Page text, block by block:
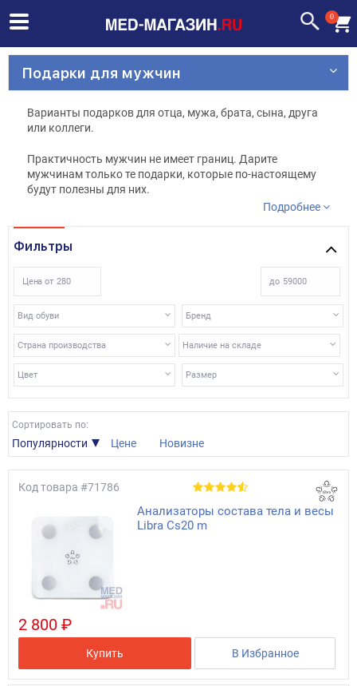
0
Подарки для мужчин
Варианты подарков для отца, мужа, брата, сына, друга
или коллеги.
Практичность мужчин не имеет границ. Дарите
мужчинам только те подарки, которые по-настоящему
будут полезны для них.
идет в ногу со временем и интересуется современными
гаджетами? Тогда в разделе «Подарки для мужчин» Вы
обязательно найдете то, что будет по вкусу Вашему
мужчине.
Персональный алкотестер – подарок для ответственных
мужчин.
Фитнес-трекер – для мужчин, которые всегда в
движении.
Анализатор состава тела – подарок для мужчин,
Подробнее
Фильтры
Цена от до
Вид обуви Бренд
Страна производства Наличие на складе
Размер
Цвет
Сортировать по:
Популярности Цене Новизне
Код товара #71786
Анализаторы состава тела и весы
Libra Сs20 m
2 800 ₽
Купить В Избранное